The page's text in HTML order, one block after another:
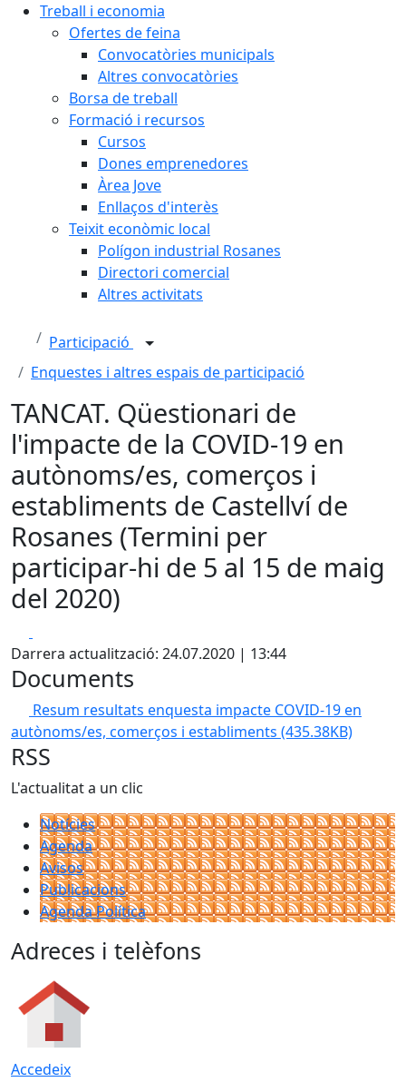
Treball i economia
Ofertes de feina
Convocatòries municipals
Altres convocatòries
Borsa de treball
Formació i recursos
Cursos
Dones emprenedores
Àrea Jove
Enllaços d'interès
Teixit econòmic local
Polígon industrial Rosanes
Directori comercial
Altres activitats
Participació
Enquestes i altres espais de participació
TANCAT. Qüestionari de
l'impacte de la COVID-19 en
autònoms/es, comerços i
establiments de Castellví de
Rosanes (Termini per
participar-hi de 5 al 15 de maig
del 2020)
Darrera actualització: 24.07.2020 | 13:44
Documents
Resum resultats enquesta impacte COVID-19 en
autònoms/es, comerços i establiments (435.38KB)
RSS
L'actualitat a un clic
Notícies
Agenda
Avisos
Publicacions
Agenda Política
Adreces i telèfons
Accedeix